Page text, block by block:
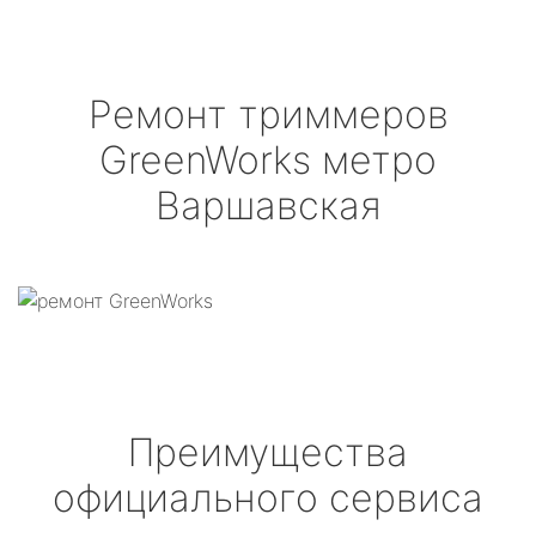
Ремонт триммеров
GreenWorks метро
Варшавская
Преимущества
официального сервиса